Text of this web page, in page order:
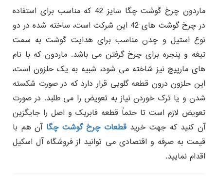
ماردون چرخ گوشت چگا سایز 42 که مناسب برای استفاده
در چرخ گوشت های 42 این شرکت است، ساخته شده در دو
نوع استیل و چدن مناسب برای هدایت گوشت به سمت
تیغه و پنجره برای چرخ گرفتن می باشد. ماردون که با نام
های مارپیچ نیز شاخته می شود، شبیه به یک حلزون است،
این حلزون درون قطعه گلویی قرار دارد که در صورت شکسته
شدن و یا ترک خوردن نیاز به تعویض را می طلبد. در صورت
تعویض لازم است تا حتماً قطعه فابریک و اصل را جایگزین
آن کنید که جهت خریدقطعات چرخ گوشت چگا آن هم با
قیمت به صرفه و اقتصادی می توانید از فروشگاه آل اسکیل
اقدام نمایید.